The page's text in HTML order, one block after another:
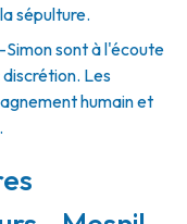
sépulture.
Simon sont à l'écoute
Les
humain et